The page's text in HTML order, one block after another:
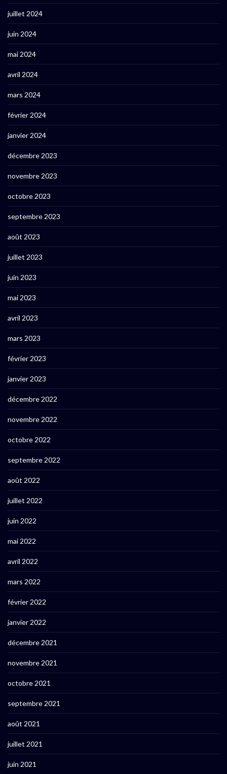
juillet 2024
juin 2024
mai 2024
avril 2024
mars 2024
février 2024
janvier 2024
décembre 2023
novembre 2023
octobre 2023
septembre 2023
août 2023
juillet 2023
juin 2023
mai 2023
avril 2023
mars 2023
février 2023
janvier 2023
décembre 2022
novembre 2022
octobre 2022
septembre 2022
août 2022
juillet 2022
juin 2022
mai 2022
avril 2022
mars 2022
février 2022
janvier 2022
décembre 2021
novembre 2021
octobre 2021
septembre 2021
août 2021
juillet 2021
juin 2021